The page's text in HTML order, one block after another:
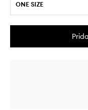
ONE SIZE